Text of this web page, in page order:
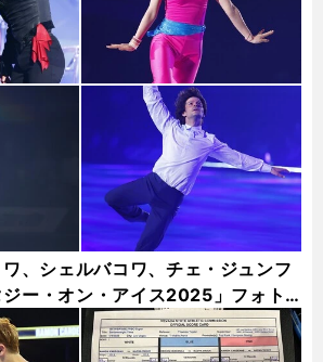
、シェルバコワ、チェ・ジュンフ
ー・オン・アイス2025」フォト